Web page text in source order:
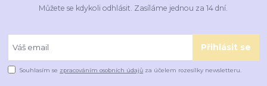
Můžete se kdykoli odhlásit. Zasíláme jednou za 14 dní.
Přihlásit se
Souhlasím se zpracováním osobních údajů za účelem rozesílky newsletteru.